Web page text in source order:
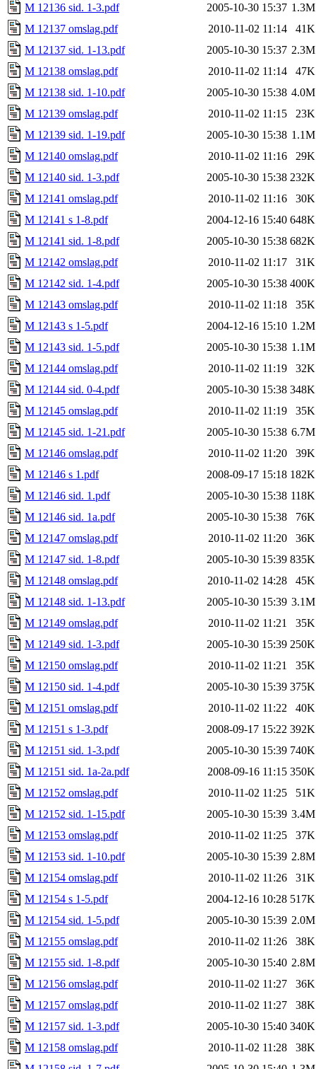
M 12136 sid. 1-3.pdf
2005-10-30 15:37 1.3M
M 12137 omslag.pdf
2010-11-02 11:14
41K
M 12137 sid. 1-13.pdf
2005-10-30 15:37 2.3M
M 12138 omslag.pdf
2010-11-02 11:14
47K
M 12138 sid. 1-10.pdf
2005-10-30 15:38 4.0M
M 12139 omslag.pdf
2010-11-02 11:15
23K
M 12139 sid. 1-19.pdf
2005-10-30 15:38 1.1M
M 12140 omslag.pdf
2010-11-02 11:16
29K
M 12140 sid. 1-3.pdf
2005-10-30 15:38 232K
M 12141 omslag.pdf
2010-11-02 11:16
30K
M 12141 s 1-8.pdf
2004-12-16 15:40 648K
M 12141 sid. 1-8.pdf
2005-10-30 15:38 682K
M 12142 omslag.pdf
2010-11-02 11:17
31K
M 12142 sid. 1-4.pdf
2005-10-30 15:38 400K
M 12143 omslag.pdf
2010-11-02 11:18
35K
M 12143 s 1-5.pdf
2004-12-16 15:10 1.2M
M 12143 sid. 1-5.pdf
2005-10-30 15:38 1.1M
M 12144 omslag.pdf
2010-11-02 11:19
32K
M 12144 sid. 0-4.pdf
2005-10-30 15:38 348K
M 12145 omslag.pdf
2010-11-02 11:19
35K
M 12145 sid. 1-21.pdf
2005-10-30 15:38 6.7M
M 12146 omslag.pdf
2010-11-02 11:20
39K
M 12146 s 1.pdf
2008-09-17 15:18 182K
M 12146 sid. 1.pdf
2005-10-30 15:38 118K
M 12146 sid. 1a.pdf
2005-10-30 15:38
76K
M 12147 omslag.pdf
2010-11-02 11:20
36K
M 12147 sid. 1-8.pdf
2005-10-30 15:39 835K
M 12148 omslag.pdf
2010-11-02 14:28
45K
M 12148 sid. 1-13.pdf
2005-10-30 15:39 3.1M
M 12149 omslag.pdf
2010-11-02 11:21
35K
M 12149 sid. 1-3.pdf
2005-10-30 15:39 250K
M 12150 omslag.pdf
2010-11-02 11:21
35K
M 12150 sid. 1-4.pdf
2005-10-30 15:39 375K
M 12151 omslag.pdf
2010-11-02 11:22
40K
M 12151 s 1-3.pdf
2008-09-17 15:22 392K
M 12151 sid. 1-3.pdf
2005-10-30 15:39 740K
M 12151 sid. 1a-2a.pdf
2008-09-16 11:15 350K
M 12152 omslag.pdf
2010-11-02 11:25
51K
M 12152 sid. 1-15.pdf
2005-10-30 15:39 3.4M
M 12153 omslag.pdf
2010-11-02 11:25
37K
M 12153 sid. 1-10.pdf
2005-10-30 15:39 2.8M
M 12154 omslag.pdf
2010-11-02 11:26
31K
M 12154 s 1-5.pdf
2004-12-16 10:28 517K
M 12154 sid. 1-5.pdf
2005-10-30 15:39 2.0M
M 12155 omslag.pdf
2010-11-02 11:26
38K
M 12155 sid. 1-8.pdf
2005-10-30 15:40 2.8M
M 12156 omslag.pdf
2010-11-02 11:27
36K
M 12157 omslag.pdf
2010-11-02 11:27
38K
M 12157 sid. 1-3.pdf
2005-10-30 15:40 340K
M 12158 omslag.pdf
2010-11-02 11:28
38K